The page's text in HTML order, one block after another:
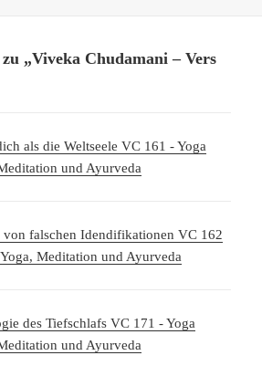
„Viveka Chudamani – Vers
als die Weltseele VC 161 - Yoga
und Ayurveda
von falschen Idendifikationen VC 162
Meditation und Ayurveda
des Tiefschlafs VC 171 - Yoga
und Ayurveda